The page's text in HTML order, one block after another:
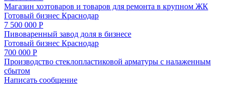
Магазин хозтоваров и товаров для ремонта в крупном ЖК
Готовый бизнес Краснодар
7 500 000 Р
Пивоваренный завод доля в бизнесе
Готовый бизнес Краснодар
700 000 Р
Производство стеклопластиковой арматуры с налаженным
сбытом
Написать сообщение